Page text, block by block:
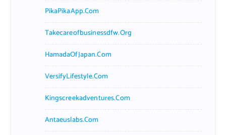
PikaPikaApp.com
Takecareofbusinessdfw.org
HamadaOfJapan.com
VersifyLifestyle.com
Kingscreekadventures.com
Antaeuslabs.com